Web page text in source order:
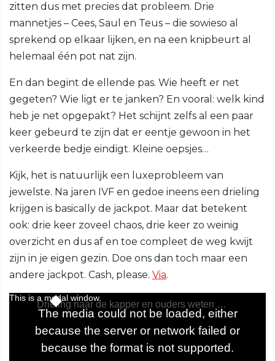
zitten dus met precies dat probleem. Drie
mannetjes – Cees, Saul en Teus – die sowieso al
sprekend op elkaar lijken, en na een knipbeurt al
helemaal één pot nat zijn.
En dan begint de ellende pas. Wie heeft er net
gegeten? Wie ligt er te janken? En vooral: welk kind
heb je net opgepakt? Het schijnt zelfs al een paar
keer gebeurd te zijn dat er eentje gewoon in het
verkeerde bedje eindigt. Kleine oepsjes…
Kijk, het is natuurlijk een luxeprobleem van
jewelste. Na jaren IVF en gedoe ineens een drieling
krijgen is basically de jackpot. Maar dat betekent
ook: drie keer zoveel chaos, drie keer zo weinig
overzicht en dus af en toe compleet de weg kwijt
zijn in je eigen gezin. Doe ons dan toch maar een
andere jackpot. Cash, please. Via.